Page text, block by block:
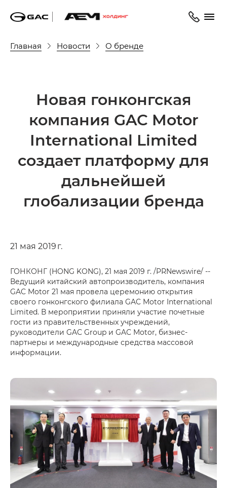
Главная Новости О бренде
Новая гонконгская
компания GAC Motor
International Limited
создает платформу для
дальнейшей
глобализации бренда
21 мая 2019 г.
ГОНКОНГ (HONG KONG), 21 мая 2019 г. /PRNewswire/ --
Ведущий китайский автопроизводитель, компания
GAC Motor 21 мая провела церемонию открытия
своего гонконгского филиала GAC Motor International
Limited. В мероприятии приняли участие почетные
гости из правительственных учреждений,
руководители GAC Group и GAC Motor, бизнес-
партнеры и международные средства массовой
информации.